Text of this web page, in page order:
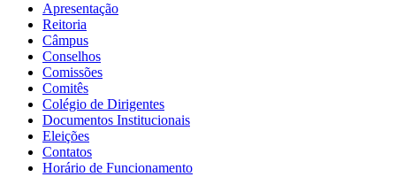
Apresentação
Reitoria
Câmpus
Conselhos
Comissões
Comitês
Colégio de Dirigentes
Documentos Institucionais
Eleições
Contatos
Horário de Funcionamento